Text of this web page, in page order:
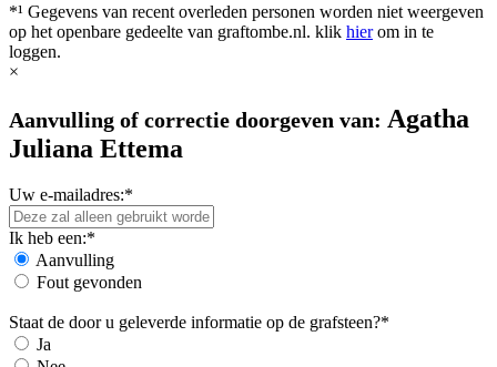
*¹ Gegevens van recent overleden personen worden niet weergeven
op het openbare gedeelte van graftombe.nl. klik hierom in te
loggen.
×
Aanvulling of correctie doorgeven van: Agatha
Juliana Ettema
Uw e-mailadres:*
Ik heb een:*
Aanvulling
Fout gevonden
Staat de door u geleverde informatie op de grafsteen?*
Ja